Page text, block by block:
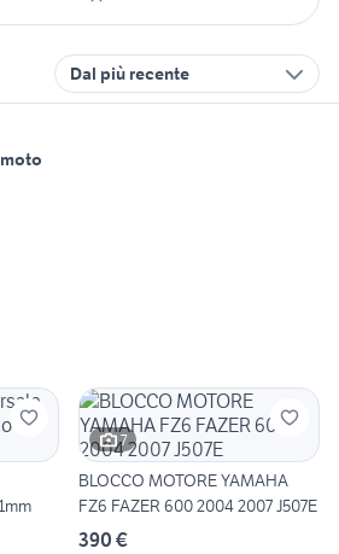
Dal più recente
7
BLOCCO MOTORE YAMAHA
FZ6 FAZER 600 2004 2007 J507E
390 €